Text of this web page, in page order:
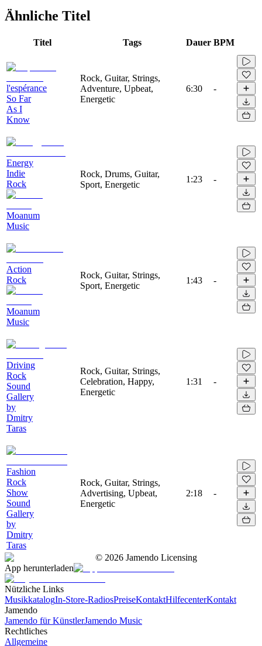
Ähnliche Titel
Titel Tags Dauer BPM
l'espérance
So Far
As I
Know
Rock, Guitar, Strings,
Adventure, Upbeat,
Energetic
6:30 -
Energy
Indie
Rock
Moanum
Music
Rock, Drums, Guitar,
Sport, Energetic
1:23 -
Action
Rock
Moanum
Music
Rock, Guitar, Strings,
Sport, Energetic
1:43 -
Driving
Rock
Sound
Gallery
by
Dmitry
Taras
Rock, Guitar, Strings,
Celebration, Happy,
Energetic
1:31 -
Fashion
Rock
Show
Sound
Gallery
by
Dmitry
Taras
Rock, Guitar, Strings,
Advertising, Upbeat,
Energetic
2:18 -
© 2026 Jamendo Licensing
App herunterladen
Nützliche Links
MusikkatalogIn-Store-RadiosPreiseKontaktHilfecenterKontakt
Jamendo
Jamendo für KünstlerJamendo Music
Rechtliches
Allgemeine